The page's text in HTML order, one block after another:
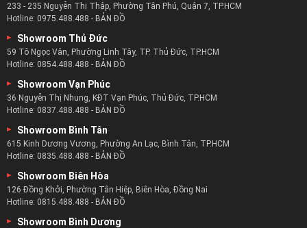
233 - 235 Nguyễn Thị Thập, Phường Tân Phú, Quận 7, TP.HCM
Hotline: 0975.488.488 - BẢN ĐỒ
Showroom Thủ Đức
59 Tô Ngọc Vân, Phường Linh Tây, TP. Thủ Đức, TP.HCM
Hotline: 0854.488.488 - BẢN ĐỒ
Showroom Vạn Phúc
36 Nguyễn Thị Nhung, KĐT Vạn Phúc, Thủ Đức, TP.HCM
Hotline: 0837.488.488 - BẢN ĐỒ
Showroom Bình Tân
615 Kinh Dương Vương, Phường An Lạc, Bình Tân, TP.HCM
Hotline: 0835.488.488 - BẢN ĐỒ
Showroom Biên Hòa
126 Đồng Khởi, Phường Tân Hiệp, Biên Hòa, Đồng Nai
Hotline: 0815.488.488 - BẢN ĐỒ
Showroom Bình Dương